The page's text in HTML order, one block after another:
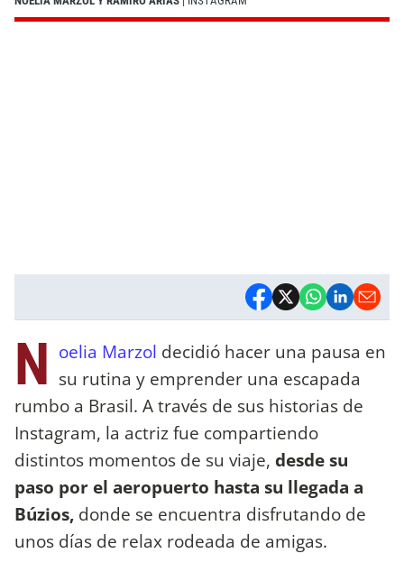
N oelia Marzol decidió hacer una pausa en
su rutina y emprender una escapada
rumbo a Brasil. A través de sus historias de
Instagram, la actriz fue compartiendo
distintos momentos de su viaje, desde su
paso por el aeropuerto hasta su llegada a
Búzios, donde se encuentra disfrutando de
unos días de relax rodeada de amigas.